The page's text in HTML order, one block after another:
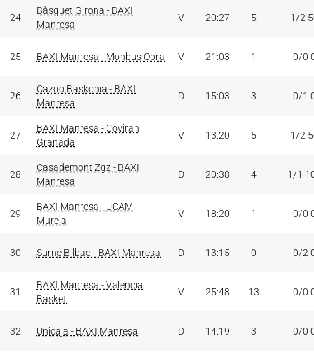
24
Bàsquet Girona - BAXI
Manresa
V 20:27 5 1/2
25 BAXI Manresa - Monbus Obra V 21:03 1 0/0
26
Cazoo Baskonia - BAXI
Manresa
D 15:03 3 0/1
27
BAXI Manresa - Coviran
Granada
V 13:20 5 1/2
28
Casademont Zgz - BAXI
Manresa
D 20:38 4 1/1
29
BAXI Manresa - UCAM
Murcia
V 18:20 1 0/0
30 Surne Bilbao - BAXI Manresa D 13:15 0 0/2
31
BAXI Manresa - Valencia
Basket
V 25:48 13 0/0
32 Unicaja - BAXI Manresa D 14:19 3 0/0